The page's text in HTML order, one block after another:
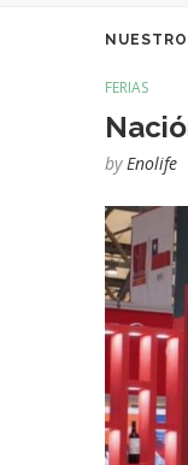
FERIAS
by Enolife